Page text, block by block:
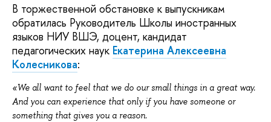
В торжественной обстановке к выпускникам
обратилась Руководитель Школы иностранных
языков НИУ ВШЭ, доцент, кандидат
педагогических наук Екатерина Алексеевна
Колесникова:
«We all want to feel that we do our small things in a great way.
And you can experience that only if you have someone or
something that gives you a reason.